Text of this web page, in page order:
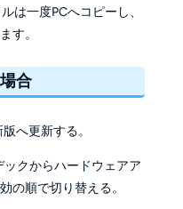
は一度PCへコピーし、
す。
合
へ更新する。
ックからハードウェアア
の順で切り替える。